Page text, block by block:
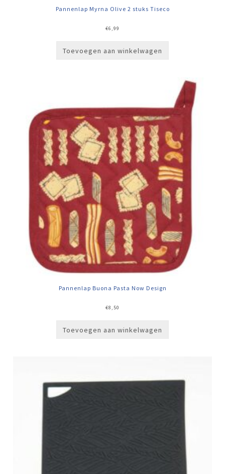
Pannenlap Myrna Olive 2 stuks Tiseco
€6,99
Toevoegen aan winkelwagen
Pannenlap Buona Pasta Now Design
€8,50
Toevoegen aan winkelwagen